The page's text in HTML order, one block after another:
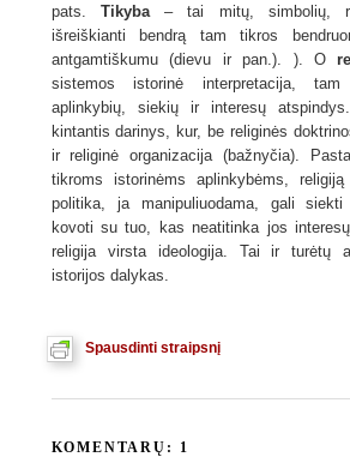
pats. Tikyba– tai mitų, simbolių,
išreiškianti bendrą tam tikros
antgamtiškumu (dievu ir pan.). ). O
sistemos istorinė interpretacija,
aplinkybių, siekių ir interesų
kintantis darinys, kur, be religinės
ir religinė organizacija (bažnyčia).
tikroms istorinėms aplinkybėms,
politika, ja manipuliuodama, gali siekti
kovoti su tuo, kas neatitinka jos
religija virsta ideologija. Tai ir turėtų
istorijos dalykas.
Spausdinti straipsnį
KOMENTARŲ: 1